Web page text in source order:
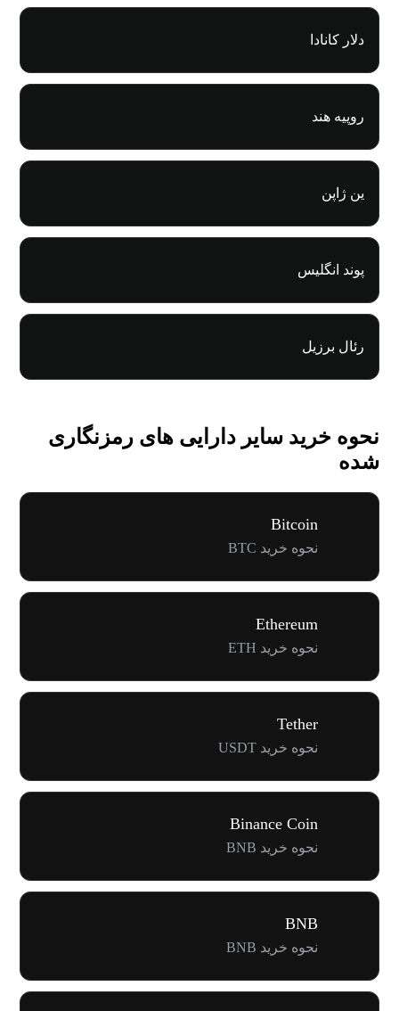
دلار کانادا
روپیه هند
ین ژاپن
پوند انگلیس
رئال برزیل
نحوه خرید سایر دارایی های رمزنگاری
شده
Bitcoin
نحوه خرید BTC
Ethereum
نحوه خرید ETH
Tether
نحوه خرید USDT
Binance Coin
نحوه خرید BNB
BNB
نحوه خرید BNB